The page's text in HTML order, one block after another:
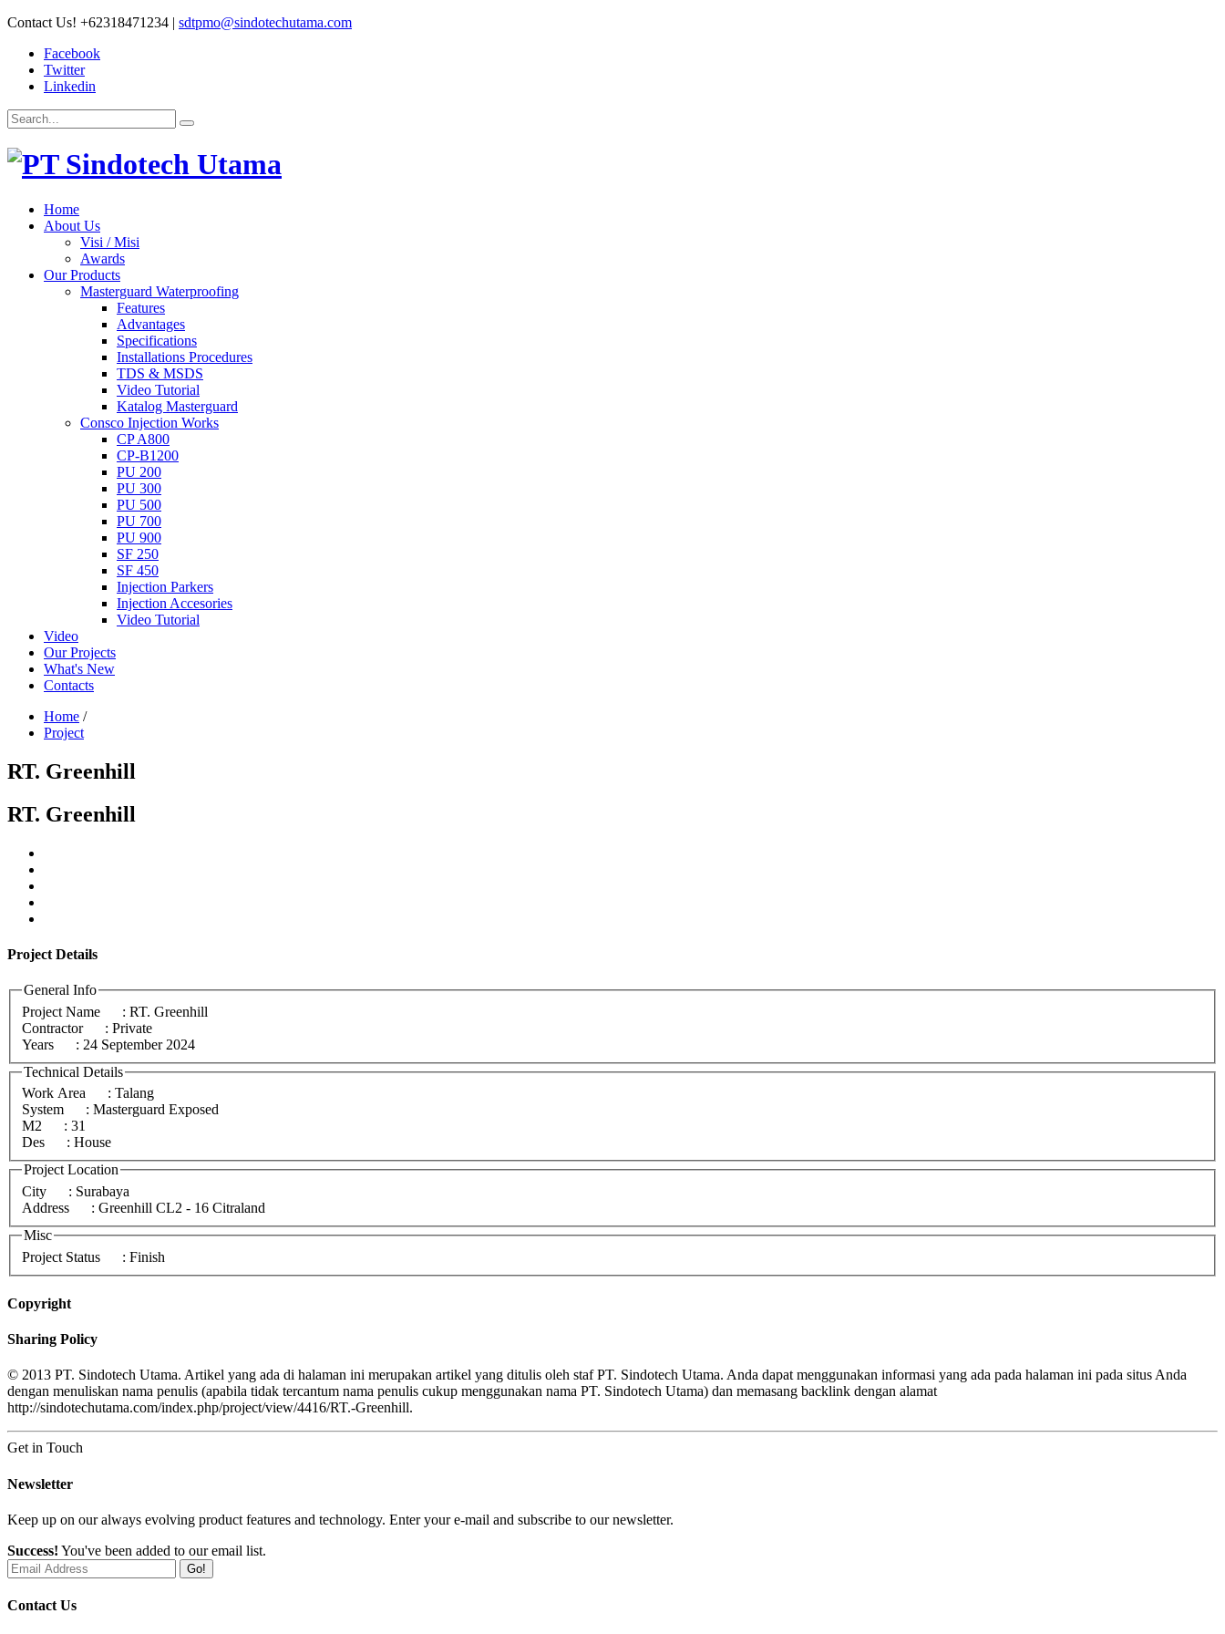
Contact Us! +62318471234 | sdtpmo@sindotechutama.com
Facebook
Twitter
Linkedin
Home
About Us
Visi / Misi
Awards
Our Products
Masterguard Waterproofing
Features
Advantages
Specifications
Installations Procedures
TDS & MSDS
Video Tutorial
Katalog Masterguard
Consco Injection Works
CP A800
CP-B1200
PU 200
PU 300
PU 500
PU 700
PU 900
SF 250
SF 450
Injection Parkers
Injection Accesories
Video Tutorial
Video
Our Projects
What's New
Contacts
Home /
Project
RT. Greenhill
RT. Greenhill
Project Details
General Info
Project Name
: RT. Greenhill
Contractor
: Private
Years
: 24 September 2024
Technical Details
Work Area
: Talang
System
: Masterguard Exposed
M2
: 31
Des
: House
Project Location
City
: Surabaya
Address
: Greenhill CL2 - 16 Citraland
Misc
Project Status
: Finish
Copyright
Sharing Policy
© 2013 PT. Sindotech Utama. Artikel yang ada di halaman ini merupakan artikel yang ditulis oleh staf PT. Sindotech Utama. Anda dapat menggunakan informasi yang ada pada halaman ini pada situs Anda
dengan menuliskan nama penulis (apabila tidak tercantum nama penulis cukup menggunakan nama PT. Sindotech Utama) dan memasang backlink dengan alamat
http://sindotechutama.com/index.php/project/view/4416/RT.-Greenhill.
Get in Touch
Newsletter
Keep up on our always evolving product features and technology. Enter your e-mail and subscribe to our newsletter.
Success! You've been added to our email list.
Go!
Contact Us